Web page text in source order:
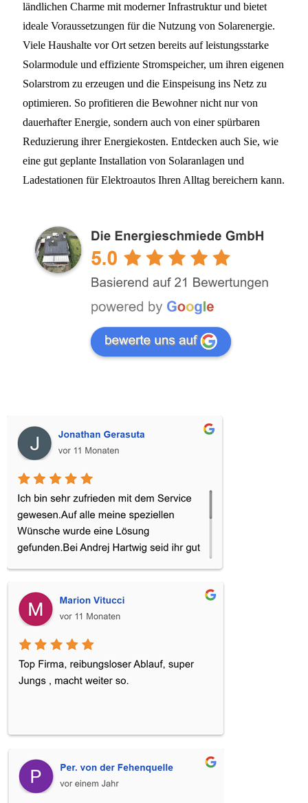
ländlichen Charme mit moderner Infrastruktur und bietet
ideale Voraussetzungen für die Nutzung von Solarenergie.
Viele Haushalte vor Ort setzen bereits auf leistungsstarke
Solarmodule und effiziente Stromspeicher, um ihren eigenen
Solarstrom zu erzeugen und die Einspeisung ins Netz zu
optimieren. So profitieren die Bewohner nicht nur von
dauerhafter Energie, sondern auch von einer spürbaren
Reduzierung ihrer Energiekosten. Entdecken auch Sie, wie
eine gut geplante Installation von Solaranlagen und
Ladestationen für Elektroautos Ihren Alltag bereichern kann.